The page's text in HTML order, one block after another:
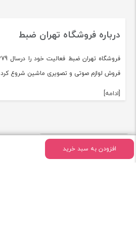
افزودن به سبد خرید
درباره فروشگاه تهران ضبط
فروش لوازم صوتی و تصویری ماشین شروع کرد
[ادامه]